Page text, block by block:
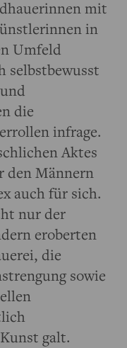
mit
in
Umfeld
selbstbewusst
die
infrage.
Aktes
den Männern
auch für sich.
nur der
eroberten
die
sowie
galt.